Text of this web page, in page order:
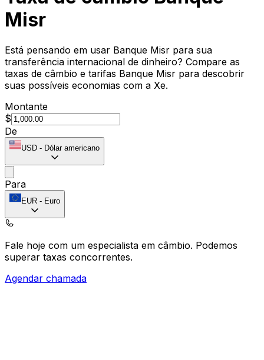
Misr
Está pensando em usar Banque Misr para sua
transferência internacional de dinheiro? Compare as
taxas de câmbio e tarifas Banque Misr para descobrir
suas possíveis economias com a Xe.
Montante
$
De
USD - Dólar americano
Para
EUR - Euro
Fale hoje com um especialista em câmbio. Podemos
superar taxas concorrentes.
Agendar chamada